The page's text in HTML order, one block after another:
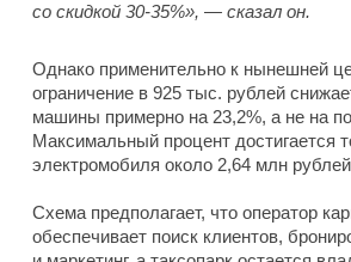
со скидкой 30-35%», — сказал он.
Однако применительно к нынешней
ограничение в 925 тыс. рублей
машины примерно на 23,2%, а не на
Максимальный процент достигается
электромобиля около 2,64 млн
Схема предполагает, что оператор
обеспечивает поиск клиентов,